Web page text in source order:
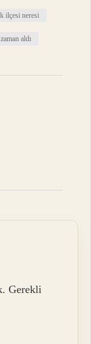
ilçesi neresi
aldı
Gerekli